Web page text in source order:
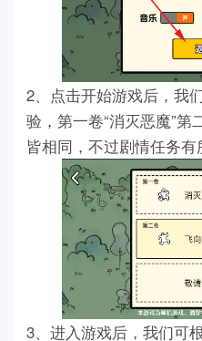
2、点击开始游戏后，我
验，第一卷“消灭恶魔”第
皆相同，不过剧情任务有
3、进入游戏后，我们可